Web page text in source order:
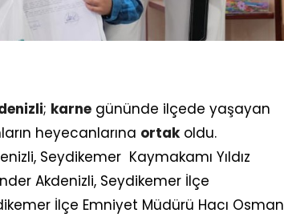
; karne gününde ilçede yaşayan
heyecanlarına ortakoldu.
Seydikemer Kaymakamı Yıldız
Akdenizli, Seydikemer İlçe
İlçe Emniyet Müdürü Hacı Osman